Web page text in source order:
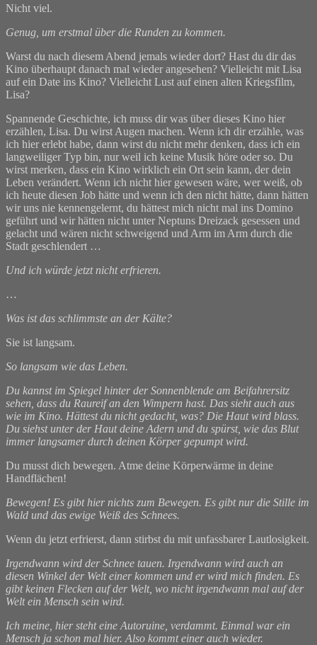
Nicht viel.
Genug, um erstmal über die Runden zu kommen.
Warst du nach diesem Abend jemals wieder dort? Hast du dir das
Kino überhaupt danach mal wieder angesehen? Vielleicht mit Lisa
auf ein Date ins Kino? Vielleicht Lust auf einen alten Kriegsfilm,
Lisa?
Spannende Geschichte, ich muss dir was über dieses Kino hier
erzählen, Lisa. Du wirst Augen machen. Wenn ich dir erzähle, was
ich hier erlebt habe, dann wirst du nicht mehr denken, dass ich ein
langweiliger Typ bin, nur weil ich keine Musik höre oder so. Du
wirst merken, dass ein Kino wirklich ein Ort sein kann, der dein
Leben verändert. Wenn ich nicht hier gewesen wäre, wer weiß, ob
ich heute diesen Job hätte und wenn ich den nicht hätte, dann hätten
wir uns nie kennengelernt, du hättest mich nicht mal ins Domino
geführt und wir hätten nicht unter Neptuns Dreizack gesessen und
gelacht und wären nicht schweigend und Arm im Arm durch die
Stadt geschlendert …
Und ich würde jetzt nicht erfrieren.
…
Was ist das schlimmste an der Kälte?
Sie ist langsam.
So langsam wie das Leben.
Du kannst im Spiegel hinter der Sonnenblende am Beifahrersitz
sehen, dass du Raureif an den Wimpern hast. Das sieht auch aus
wie im Kino. Hättest du nicht gedacht, was? Die Haut wird blass.
Du siehst unter der Haut deine Adern und du spürst, wie das Blut
immer langsamer durch deinen Körper gepumpt wird.
Du musst dich bewegen. Atme deine Körperwärme in deine
Handflächen!
Bewegen! Es gibt hier nichts zum Bewegen. Es gibt nur die Stille im
Wald und das ewige Weiß des Schnees.
Wenn du jetzt erfrierst, dann stirbst du mit unfassbarer Lautlosigkeit.
Irgendwann wird der Schnee tauen. Irgendwann wird auch an
diesen Winkel der Welt einer kommen und er wird mich finden. Es
gibt keinen Flecken auf der Welt, wo nicht irgendwann mal auf der
Welt ein Mensch sein wird.
Ich meine, hier steht eine Autoruine, verdammt. Einmal war ein
Mensch ja schon mal hier. Also kommt einer auch wieder.